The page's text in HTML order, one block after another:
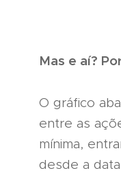
Mas e aí?
O gráfico
entre as
mínima,
desde a